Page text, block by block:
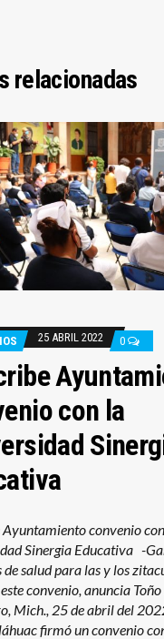
relacionadas
25 ABRIL 2022 0
con la
Ayuntamiento convenio
Sinergia Educativa -
salud para las y los
convenio, anuncia
Mich., 25 de abril del
firmó un convenio